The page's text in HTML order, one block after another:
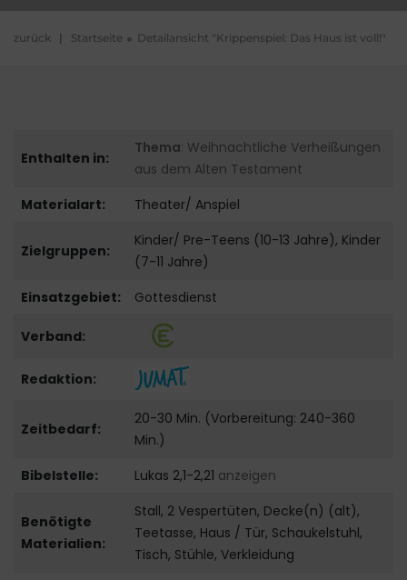
zurück | Startseite Detailansicht "Krippenspiel: Das Haus ist voll!"
Enthalten in:
Thema: Weihnachtliche Verheißungen
aus dem Alten Testament
Materialart:
Theater/ Anspiel
Zielgruppen:
Kinder/ Pre-Teens (10-13 Jahre), Kinder
(7-11 Jahre)
Einsatzgebiet:
Gottesdienst
Verband:
Redaktion:
Zeitbedarf:
20-30 Min. (Vorbereitung: 240-360
Min.)
Bibelstelle:
Lukas 2,1-2,21 anzeigen
Benötigte
Materialien:
Stall, 2 Vespertüten, Decke(n) (alt),
Teetasse, Haus / Tür, Schaukelstuhl,
Tisch, Stühle, Verkleidung